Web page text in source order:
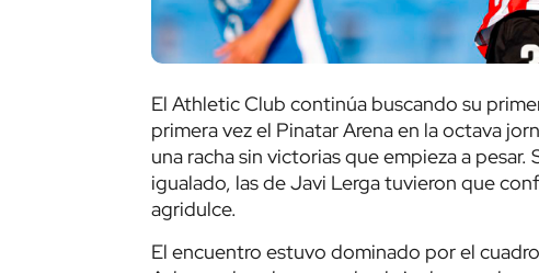
El Athletic Club continúa buscando su
primera vez el Pinatar Arena en la octava
una racha sin victorias que empieza a
igualado, las de Javi Lerga tuvieron que
agridulce.
El encuentro estuvo dominado por el